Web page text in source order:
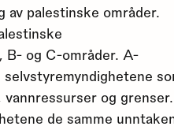
palestinske områder.
B- og C-områder. A-
og
de samme